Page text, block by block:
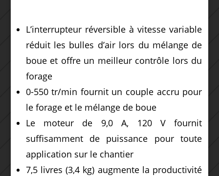
L’interrupteur réversible à vitesse variable
réduit les bulles d’air lors du mélange de
boue et offre un meilleur contrôle lors du
forage
0-550 tr/min fournit un couple accru pour
le forage et le mélange de boue
Le moteur de 9,0 A, 120 V fournit
suffisamment de puissance pour toute
application sur le chantier
7,5 livres (3,4 kg) augmente la productivité